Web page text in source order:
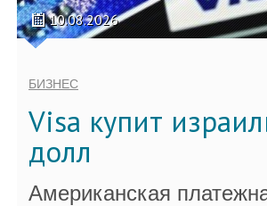
10.08.2026
БИЗНЕС
Visa купит
долл
Американская